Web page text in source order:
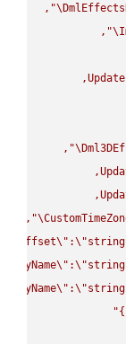
\"
\"
\"
\"
\" :\"string
\" :\"string
\" :\"string